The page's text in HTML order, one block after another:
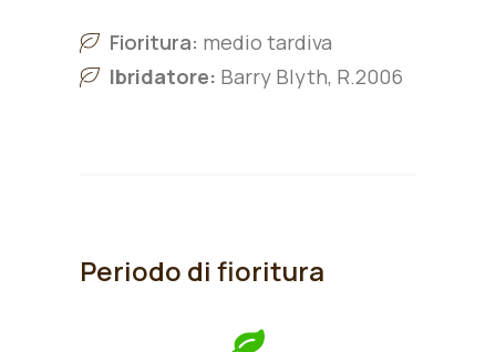
Fioritura: medio tardiva
Ibridatore: Barry Blyth, R.2006
Periodo di fioritura